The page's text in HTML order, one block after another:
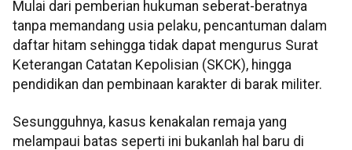
Mulai dari pemberian hukuman seberat-beratnya
tanpa memandang usia pelaku, pencantuman dalam
daftar hitam sehingga tidak dapat mengurus Surat
Keterangan Catatan Kepolisian (SKCK), hingga
pendidikan dan pembinaan karakter di barak militer.
Sesungguhnya, kasus kenakalan remaja yang
melampaui batas seperti ini bukanlah hal baru di